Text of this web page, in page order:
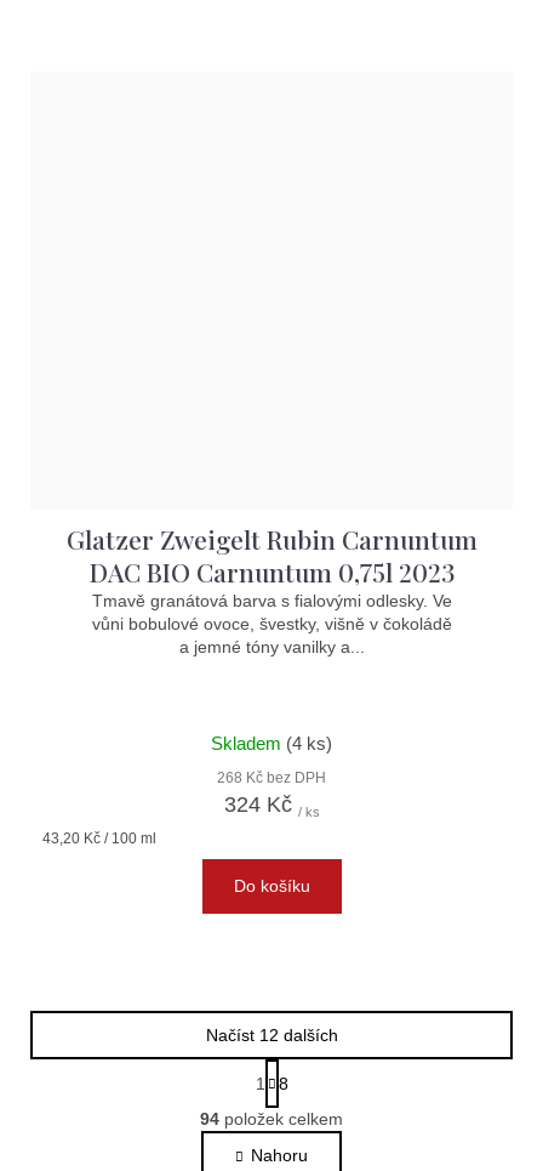
Glatzer Zweigelt Rubin Carnuntum
DAC BIO Carnuntum 0,75l 2023
Tmavě granátová barva s fialovými odlesky. Ve
vůni bobulové ovoce, švestky, višně v čokoládě
a jemné tóny vanilky a...
Skladem (4 ks)
268 Kč bez DPH
324 Kč / ks
Měrná
43,20 Kč / 100 ml
Do košíku
O
v
l
Načíst 12 dalších
S
t
r
á
n
1
8
94 položek celkem
Nahoru